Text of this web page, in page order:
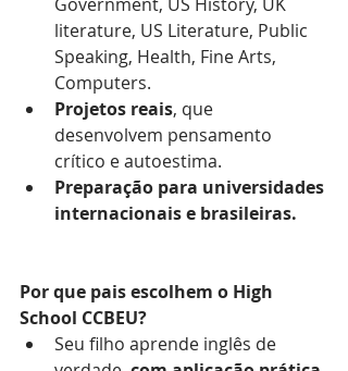
literature, US Literature, Public
Speaking, Health, Fine Arts,
Computers.
Projetos reais, que
desenvolvem pensamento
crítico e autoestima.
Preparação para universidades
internacionais e brasileiras.
Por que pais escolhem o High
School CCBEU?
Seu filho aprende inglês de